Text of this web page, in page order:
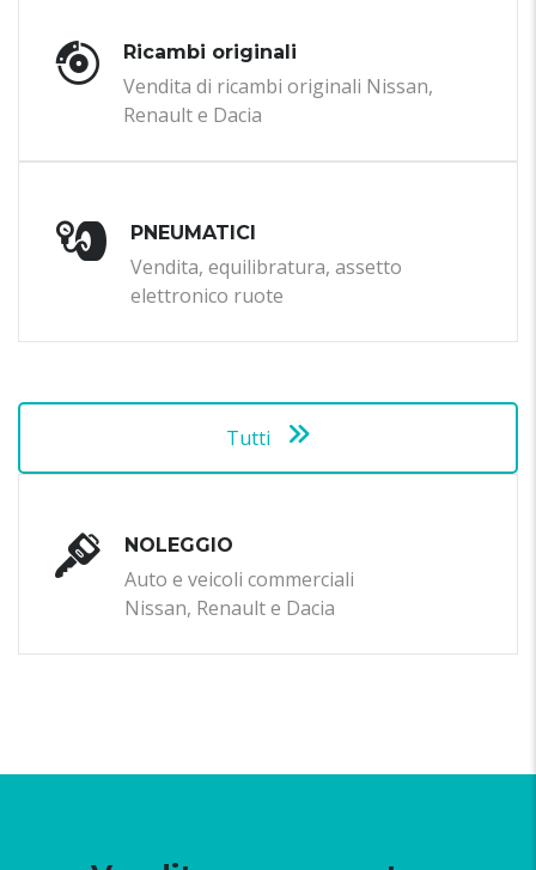
Ricambi originali
Vendita di ricambi originali Nissan,
Renault e Dacia
PNEUMATICI
Vendita, equilibratura, assetto
elettronico ruote
Tutti
NOLEGGIO
Auto e veicoli commerciali
Nissan, Renault e Dacia